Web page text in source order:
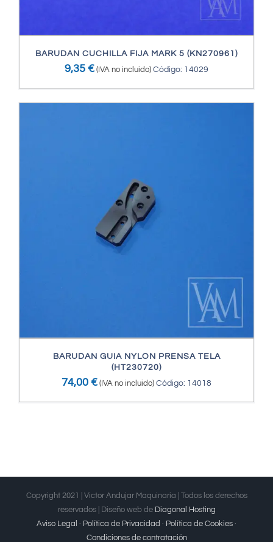
BARUDAN CUCHILLA FIJA MARK 5 (KN270961)
9,35 € (IVA no incluido) Código: 14029
BARUDAN GUIA NYLON PRENSA TELA
(HT230720)
74,00 € (IVA no incluido) Código: 14018
Copyright 2021 | Victor Andujar Maquinaria | Todos los derechos
reservados | Diseño web de Diagonal Hosting
Aviso Legal · Política de Privacidad · Política de Cookies ·
Condiciones de contratación